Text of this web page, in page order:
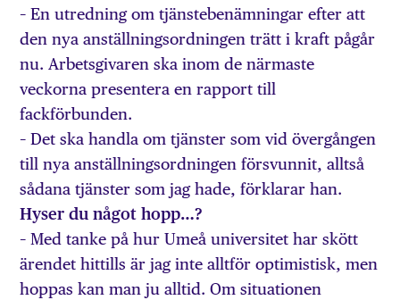
– En utredning om tjänstebenämningar efter att
den nya anställningsordningen trätt i kraft pågår
nu. Arbetsgivaren ska inom de närmaste
veckorna presentera en rapport till
fackförbunden.
– Det ska handla om tjänster som vid övergången
till nya anställningsordningen försvunnit, alltså
sådana tjänster som jag hade, förklarar han.
Hyser du något hopp…?
– Med tanke på hur Umeå universitet har skött
ärendet hittills är jag inte alltför optimistisk, men
hoppas kan man ju alltid. Om situationen